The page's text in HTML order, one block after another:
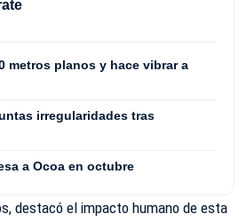
metros planos y hace vibrar a
irregularidades tras
a Ocoa en octubre
destacó el impacto humano de esta